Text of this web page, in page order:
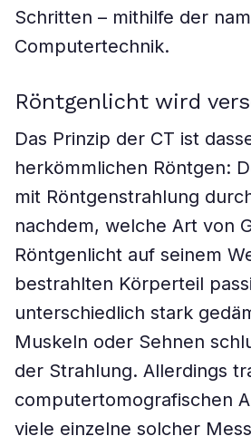
Schritten – mithilfe der
Computertechnik.
Röntgenlicht wird
Das Prinzip der CT ist
herkömmlichen Röntgen:
mit Röntgenstrahlung
nachdem, welche Art von
Röntgenlicht auf seinem
bestrahlten Körperteil
unterschiedlich stark
Muskeln oder Sehnen
der Strahlung. Allerdings
computertomografischen
viele einzelne solcher